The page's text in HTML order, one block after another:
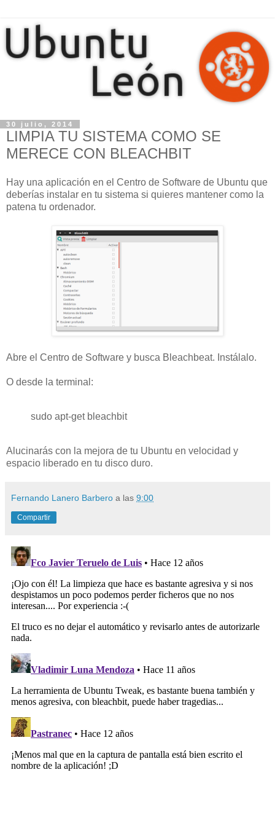
30 julio, 2014
LIMPIA TU SISTEMA COMO SE
MERECE CON BLEACHBIT
Hay una aplicación en el Centro de Software de Ubuntu que
deberías instalar en tu sistema si quieres mantener como la
patena tu ordenador.
Abre el Centro de Software y busca Bleachbeat. Instálalo.
O desde la terminal:
sudo apt-get bleachbit
Alucinarás con la mejora de tu Ubuntu en velocidad y
espacio liberado en tu disco duro.
Fernando Lanero Barbero a las 9:00
Compartir